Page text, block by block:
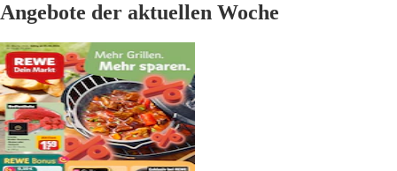
Angebote der aktuellen Woche